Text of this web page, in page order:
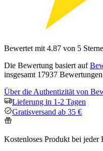
Bewertet mit 4.87 von 5
Die Bewertung basiert auf
insgesamt 17937
Über die Authentizität von
Lieferung in 1-2 Tagen
Gratisversand ab 35 €
Kostenloses Produkt bei jeder